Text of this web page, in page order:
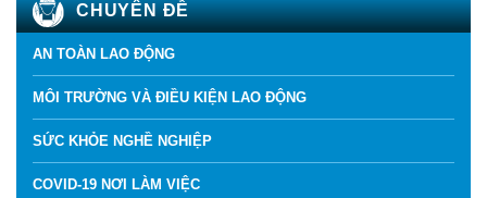
CHUYÊN ĐỀ
AN TOÀN LAO ĐỘNG
MÔI TRƯỜNG VÀ ĐIỀU KIỆN LAO ĐỘNG
SỨC KHỎE NGHỀ NGHIỆP
COVID-19 NƠI LÀM VIỆC